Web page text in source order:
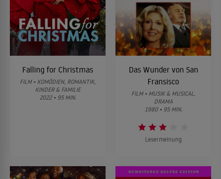
Falling for Christmas
FILM • KOMÖDIEN, ROMANTIK,
KINDER & FAMILIE
2022 • 95 MIN.
Das Wunder von San
Fransisco
FILM • MUSIK & MUSICAL,
DRAMA
1980 • 95 MIN.
Lesermeinung